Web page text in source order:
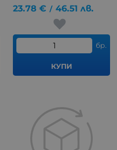
23.78 € / 46.51 лв.
бр.
КУПИ